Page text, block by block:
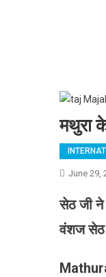
मथुरा
June 29,
सेठ जी ने
वंशज सेठ